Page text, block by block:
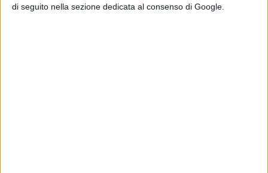
di seguito nella sezione dedicata al consenso di Google.
supportandola.